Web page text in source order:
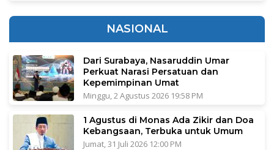
NASIONAL
Dari Surabaya, Nasaruddin Umar
Perkuat Narasi Persatuan dan
Kepemimpinan Umat
Minggu, 2 Agustus 2026 19:58 PM
1 Agustus di Monas Ada Zikir dan Doa
Kebangsaan, Terbuka untuk Umum
Jumat, 31 Juli 2026 12:00 PM